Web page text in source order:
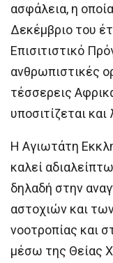
ασφάλεια, η
Δεκέμβριο του
Επισιτιστικό
ανθρωπιστικές
τέσσερεις
υποσιτίζεται
Η Αγιωτάτη
καλεί
δηλαδή στην
αστοχιών και
νοοτροπίας και
μέσω της Θείας